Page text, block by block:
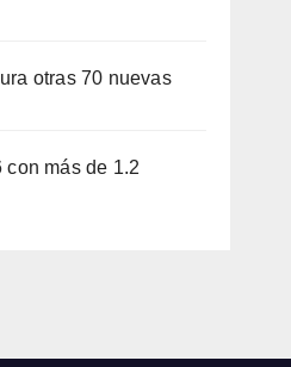
otras 70 nuevas
más de 1.2